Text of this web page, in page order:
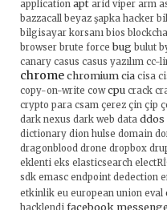
application apt arid viper arm
bazzacall beyaz şapka hacker
bilgisayar korsanı bios
browser brute force bug bulut
canary casus casus yazılım cc-
chrome chromium cia cisa
copy-on-write cow cpu crack
crypto para csam çerez çin çip
dark nexus dark web data ddos
dictionary dion hulse domain
dragonblood drone dropbox
eklenti eks elasticsearch
sdk emasc endpoint dedection
etkinlik eu european union eval
hacklendi facebook